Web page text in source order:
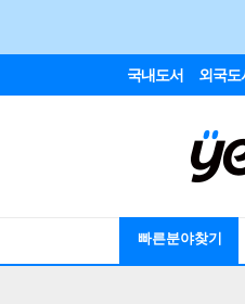
국내도서 외국도
빠른분야찾기